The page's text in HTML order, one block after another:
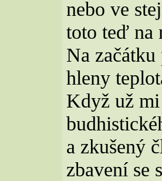
nebo ve
toto teď na
Na
hleny
Když už
a zkušený
zbavení se